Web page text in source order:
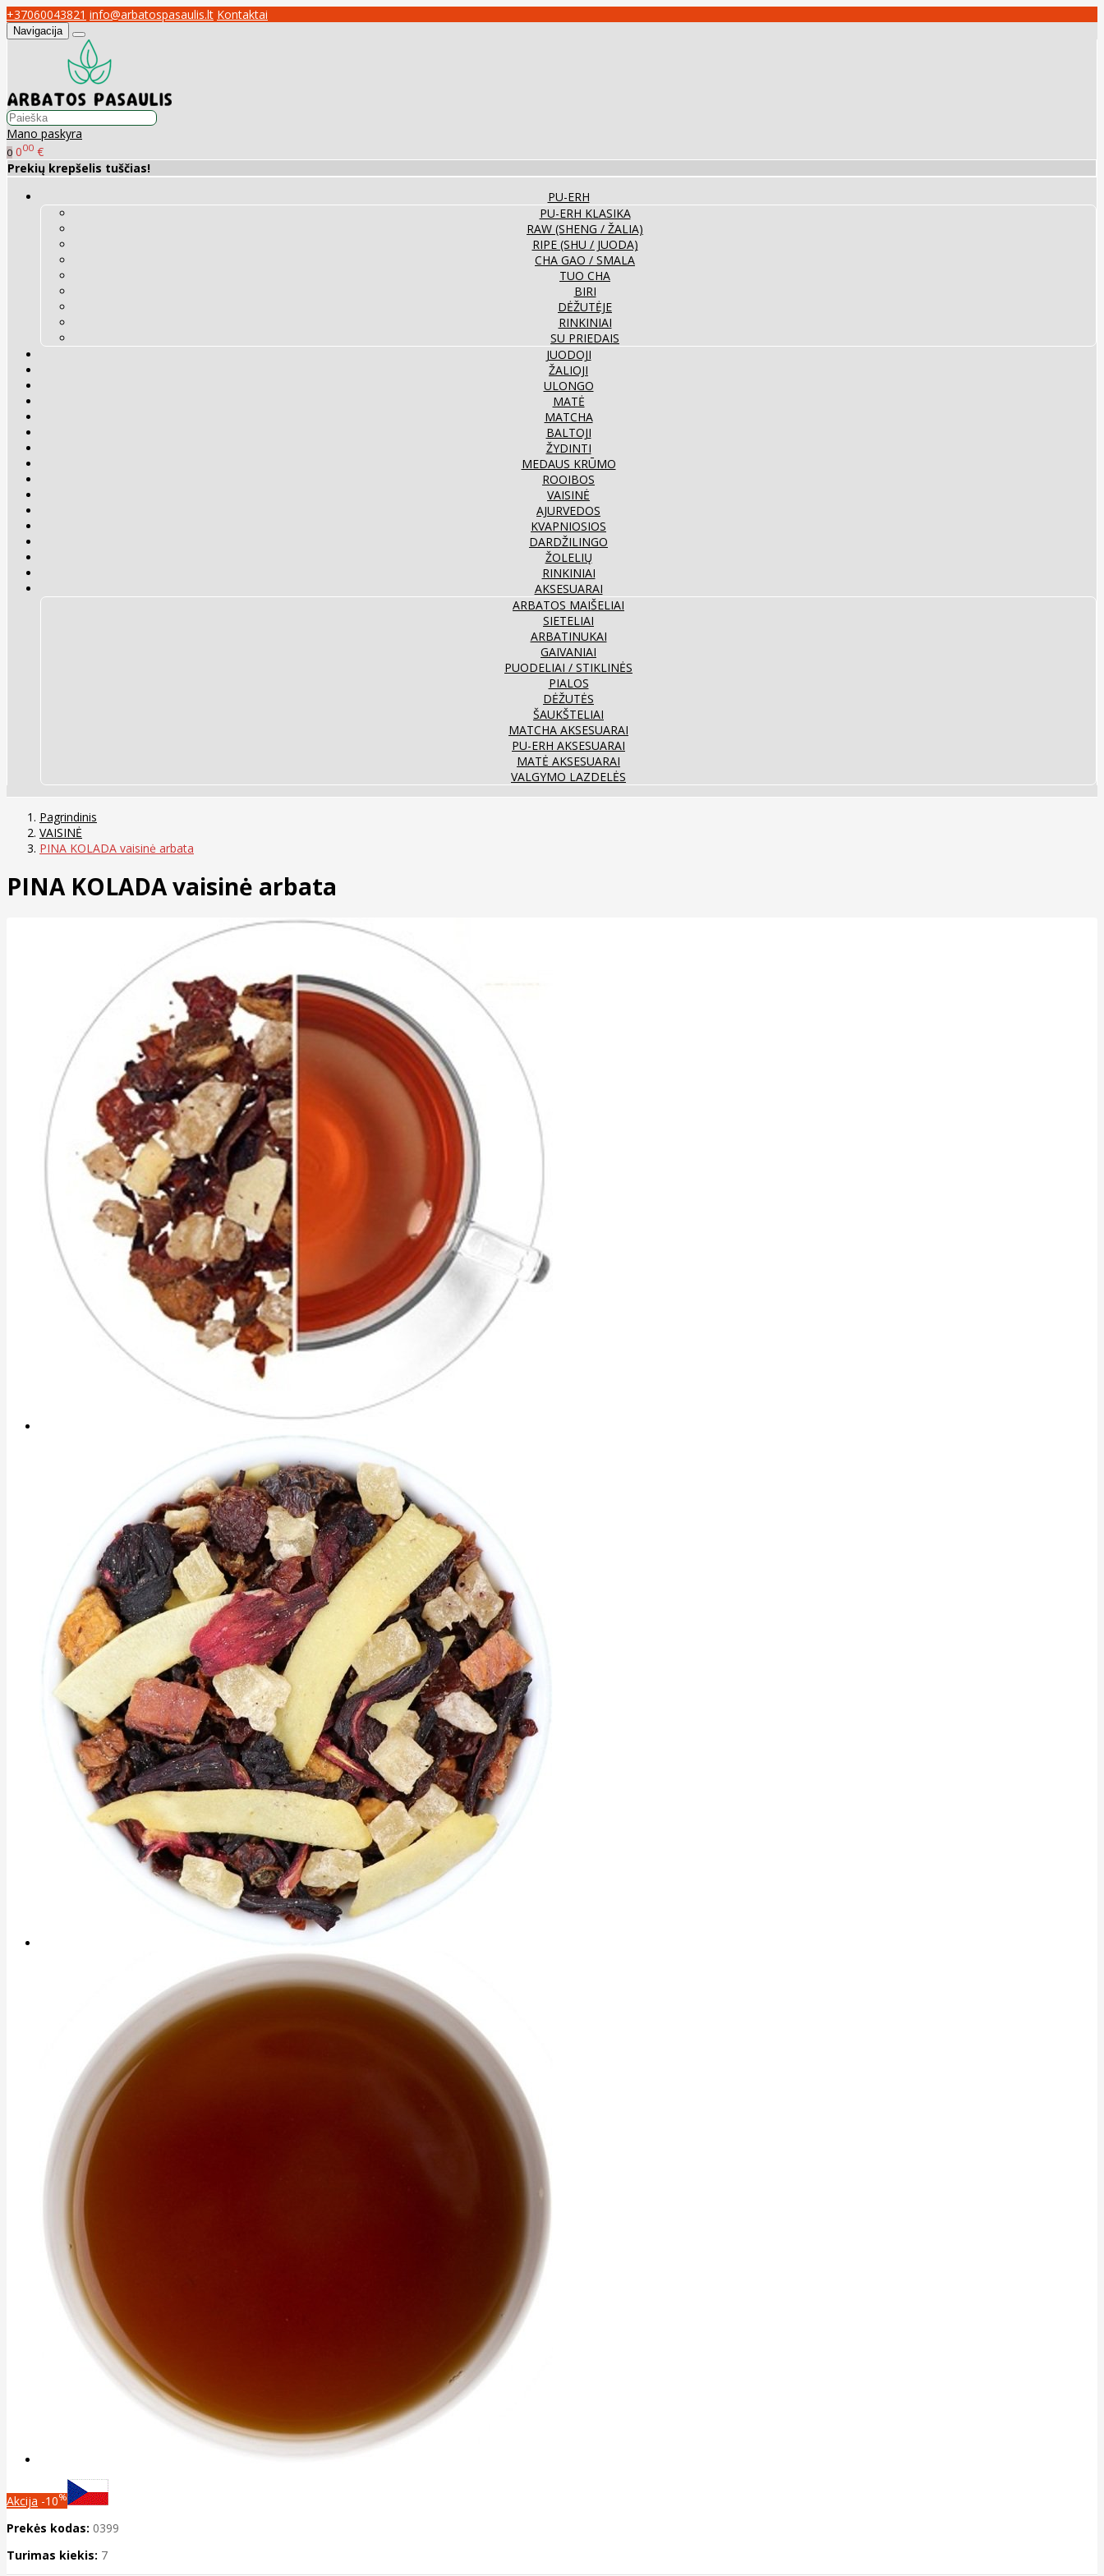
+37060043821 info@arbatospasaulis.lt Kontaktai
Navigacija
Mano paskyra
0 000 €
Prekių krepšelis tuščias!
PU-ERH
PU-ERH KLASIKA
RAW (SHENG / ŽALIA)
RIPE (SHU / JUODA)
CHA GAO / SMALA
TUO CHA
BIRI
DĖŽUTĖJE
RINKINIAI
SU PRIEDAIS
JUODOJI
ŽALIOJI
ULONGO
MATĖ
MATCHA
BALTOJI
ŽYDINTI
MEDAUS KRŪMO
ROOIBOS
VAISINĖ
AJURVEDOS
KVAPNIOSIOS
DARDŽILINGO
ŽOLELIŲ
RINKINIAI
AKSESUARAI
ARBATOS MAIŠELIAI
SIETELIAI
ARBATINUKAI
GAIVANIAI
PUODELIAI / STIKLINĖS
PIALOS
DĖŽUTĖS
ŠAUKŠTELIAI
MATCHA AKSESUARAI
PU-ERH AKSESUARAI
MATĖ AKSESUARAI
VALGYMO LAZDELĖS
Pagrindinis
VAISINĖ
PINA KOLADA vaisinė arbata
PINA KOLADA vaisinė arbata
Akcija -10%
Prekės kodas: 0399
Turimas kiekis: 7